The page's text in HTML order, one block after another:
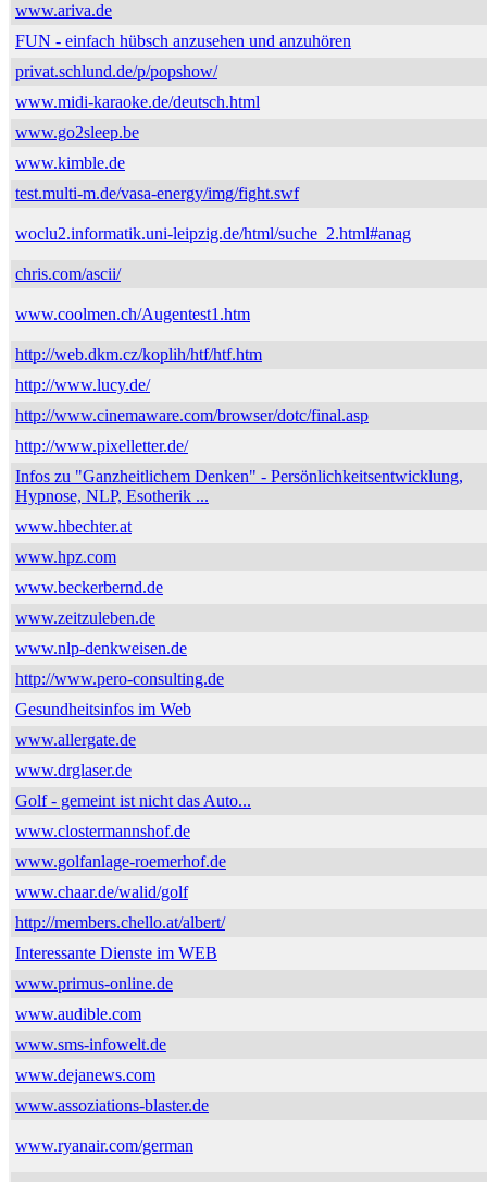
www.ariva.de
FUN - einfach hübsch anzusehen und anzuhören
privat.schlund.de/p/popshow/
www.midi-karaoke.de/deutsch.html
www.go2sleep.be
www.kimble.de
test.multi-m.de/vasa-energy/img/fight.swf
woclu2.informatik.uni-leipzig.de/html/suche_2.html#anag
chris.com/ascii/
www.coolmen.ch/Augentest1.htm
http://web.dkm.cz/koplih/htf/htf.htm
http://www.lucy.de/
http://www.cinemaware.com/browser/dotc/final.asp
http://www.pixelletter.de/
Infos zu "Ganzheitlichem Denken" - Persönlichkeitsentwicklung,
Hypnose, NLP, Esotherik ...
www.hbechter.at
www.hpz.com
www.beckerbernd.de
www.zeitzuleben.de
www.nlp-denkweisen.de
http://www.pero-consulting.de
Gesundheitsinfos im Web
www.allergate.de
www.drglaser.de
Golf - gemeint ist nicht das Auto...
www.clostermannshof.de
www.golfanlage-roemerhof.de
www.chaar.de/walid/golf
http://members.chello.at/albert/
Interessante Dienste im WEB
www.primus-online.de
www.audible.com
www.sms-infowelt.de
www.dejanews.com
www.assoziations-blaster.de
www.ryanair.com/german